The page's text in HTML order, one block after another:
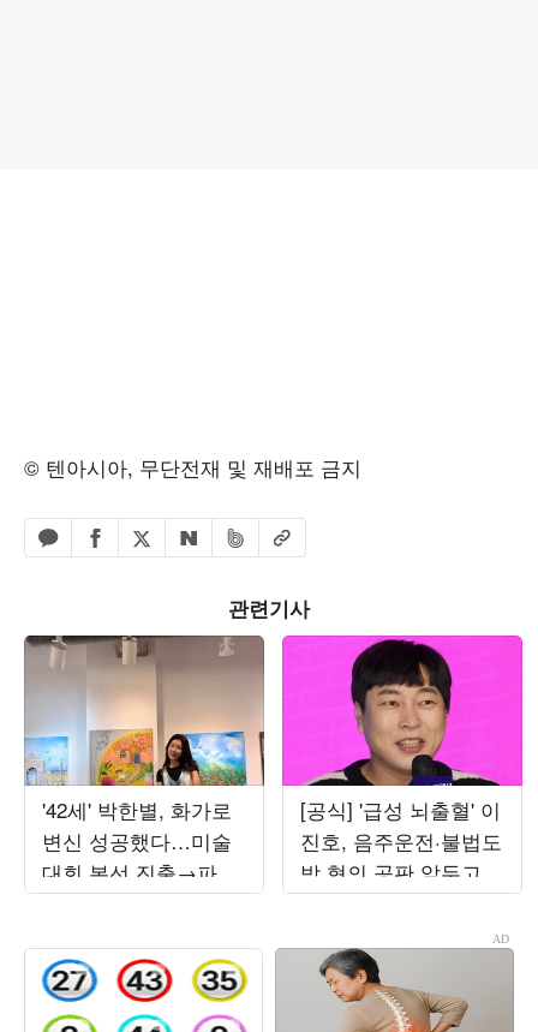
© 텐아시아, 무단전재 및 재배포 금지
카카오톡 공유하기
페이스북 공유하기
엑스 공유하기
네이버 공유하기
밴드 공유하기
URL복사
관련기사
'42세' 박한별, 화가로
변신 성공했다…미술
대회 본선 진출→파리
초대전까지 '못 하는
[공식] '급성 뇌출혈' 이
진호, 음주운전·불법도
박 혐의 공판 앞두고
퇴원했다…"안정 취하